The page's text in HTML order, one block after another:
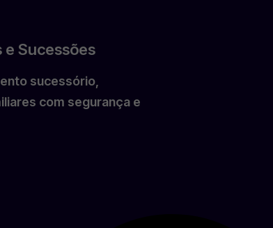
e Sucessões
sucessório,
com segurança e